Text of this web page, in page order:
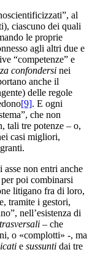
al
ciascuno dei quali
le proprie
agli altri due e
“competenze” e
confondersi nei
anche il
delle regole
[9]. E ogni
che non
tali tre potenze – o,
casi migliori,
asse non entri anche
poi combinarsi
litigano fra di loro,
tramite i gestori,
nell’esistenza di
trasversali – che
o «complotti» -, ma
e sussunti dai tre